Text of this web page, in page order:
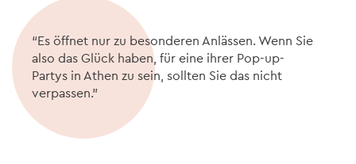
“Es öffnet nur zu besonderen Anlässen. Wenn Sie
also das Glück haben, für eine ihrer Pop-up-
Partys in Athen zu sein, sollten Sie das nicht
verpassen.”